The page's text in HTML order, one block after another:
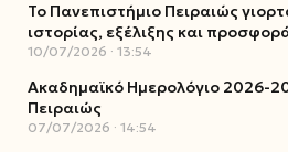
Το Πανεπιστήμιο Πειραιώς
ιστορίας, εξέλιξης και
10/07/2026 13:54
Ακαδημαϊκό Ημερολόγιο 2026-
Πειραιώς
07/07/2026 14:54